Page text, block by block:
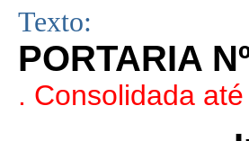
Texto:
PORTARIA
. Consolidada